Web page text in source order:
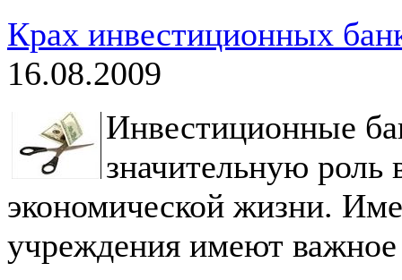
Крах инвестиционных
16.08.2009
Инвестиционные
значительную
экономической жизни.
учреждения имеют важное